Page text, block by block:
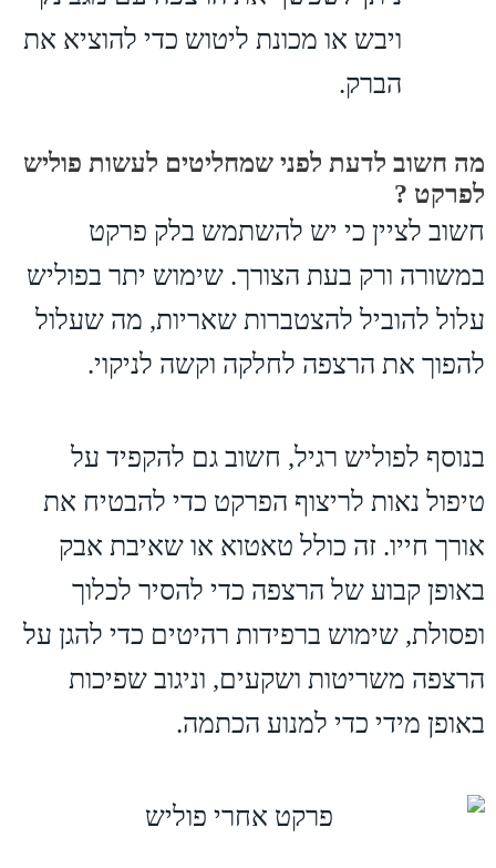
ויבש או מכונת ליטוש כדי להוציא את
הברק.
מה חשוב לדעת לפני שמחליטים לעשות פוליש
לפרקט ?
חשוב לציין כי יש להשתמש בלק פרקט
במשורה ורק בעת הצורך. שימוש יתר בפוליש
עלול להוביל להצטברות שאריות, מה שעלול
להפוך את הרצפה לחלקה וקשה לניקוי.
בנוסף לפוליש רגיל, חשוב גם להקפיד על
טיפול נאות לריצוף הפרקט כדי להבטיח את
אורך חייו. זה כולל טאטוא או שאיבת אבק
באופן קבוע של הרצפה כדי להסיר לכלוך
ופסולת, שימוש ברפידות רהיטים כדי להגן על
הרצפה משריטות ושקעים, וניגוב שפיכות
באופן מידי כדי למנוע הכתמה.